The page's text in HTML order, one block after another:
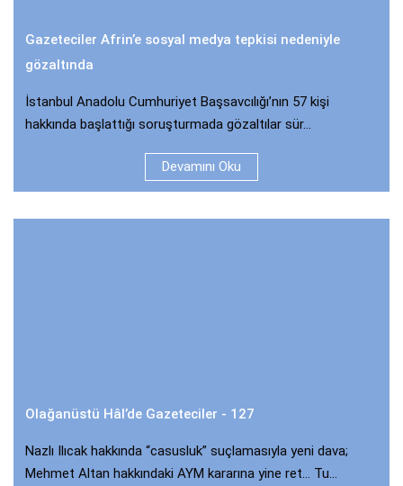
Gazeteciler Afrin’e sosyal medya tepkisi nedeniyle
gözaltında
İstanbul Anadolu Cumhuriyet Başsavcılığı’nın 57 kişi
hakkında başlattığı soruşturmada gözaltılar sür...
Devamını Oku
Olağanüstü Hâl’de Gazeteciler - 127
Nazlı Ilıcak hakkında “casusluk” suçlamasıyla yeni dava;
Mehmet Altan hakkındaki AYM kararına yine ret… Tu...